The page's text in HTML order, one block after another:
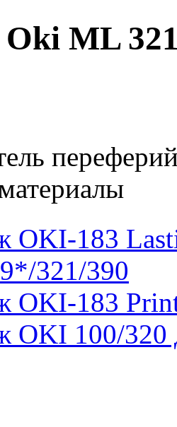
ML
OKI-183
321/390
OKI-183
OKI 100/